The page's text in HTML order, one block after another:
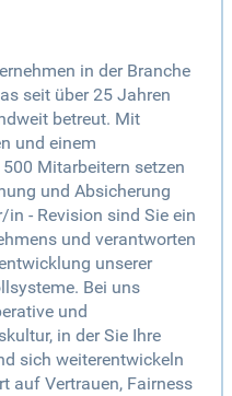
in der Branche
seit über 25 Jahren
betreut. Mit
und einem
Mitarbeitern setzen
und Absicherung
in - Revision sind Sie ein
und verantworten
unserer
Bei uns
und
in der Sie Ihre
sich weiterentwickeln
auf Vertrauen, Fairness